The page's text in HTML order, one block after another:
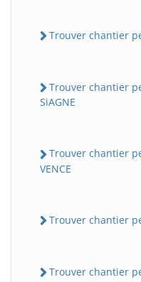
Trouver chantier
Trouver chantier
SiAGNE
Trouver chantier
VENCE
Trouver chantier
Trouver chantier